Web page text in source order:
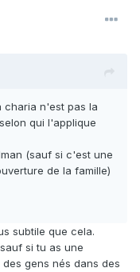
charia n'est pas la
qui l'applique
(sauf si c'est une
de la famille)
subtile que cela.
si tu as une
gens nés dans des